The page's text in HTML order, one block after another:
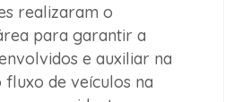
realizaram o
para garantir a
e auxiliar na
de veículos na